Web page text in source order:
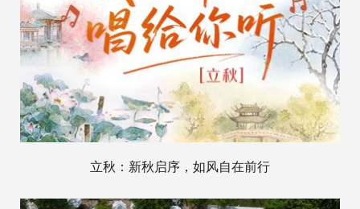
立秋：新秋启序，如风自在前行